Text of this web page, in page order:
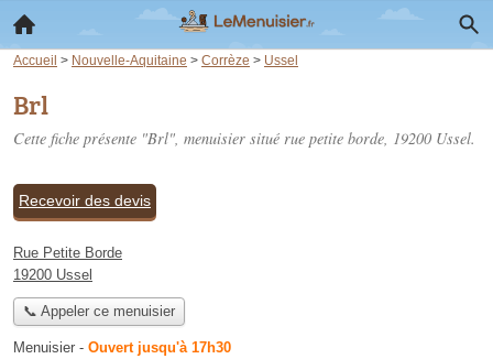
Accueil > Nouvelle-Aquitaine > Corrèze > Ussel
Brl
Cette fiche présente "Brl", menuisier situé rue petite borde, 19200 Ussel.
Recevoir des devis
Rue Petite Borde
19200 Ussel
📞 Appeler ce menuisier
Menuisier - Ouvert jusqu'à 17h30